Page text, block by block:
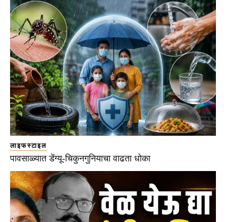
लाइफस्टाइल
पावसाळ्यात डेंग्यू-चिकुनगुनियाचा वाढता धोका